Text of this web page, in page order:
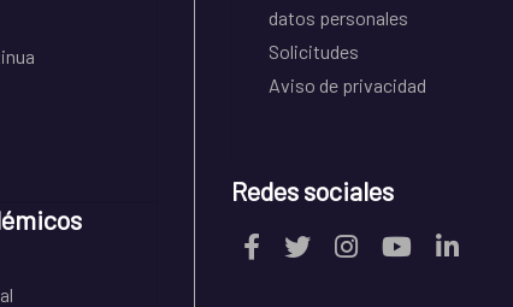
datos personales
Solicitudes
Aviso de privacidad
Redes sociales